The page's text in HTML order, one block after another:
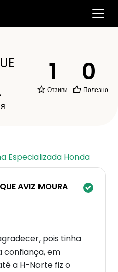
1
Отзиви
0
Полезно
Especializada Honda
AVIZ MOURA
pois tinha
em
a H-Norte fiz o